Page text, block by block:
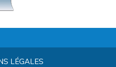
LÉGALES